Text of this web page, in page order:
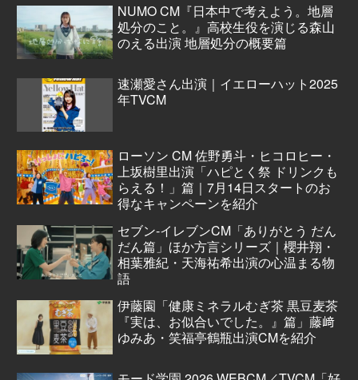
NUMO CM『日本中で考えよう。地層
処分のこと。』高校生役を演じる森山
のえる出演 地層処分の概要篇
速瀬愛さん出演｜イエローハット2025
年TVCM
ローソン CM 佐野勇斗・ヒコロヒー・
上坂樹里出演「ハピとく祭 ドリンクも
らえる！」篇｜7月14日スタートのお
得なキャンペーンを紹介
セブン‐イレブンCM「ありがとう だん
だん篇」ほか方言シリーズ｜櫻井翔・
相葉雅紀・天海祐希出演の心温まる物
語
伊藤園「健康ミネラルむぎ茶 黒豆麦茶
『実は、お似合いでした。』篇」藤﨑
ゆみあ・笑福亭鶴瓶出演CMを紹介